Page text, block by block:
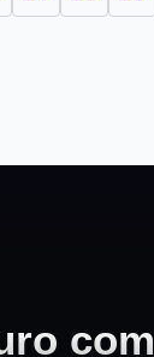
com